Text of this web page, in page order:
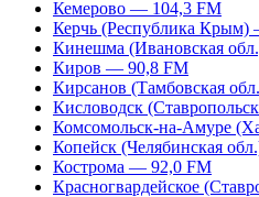
Кемерово — 104,3 FM
Керчь (Республика Крым)
Кинешма (Ивановская
Киров — 90,8 FM
Кирсанов (Тамбовская
Кисловодск
Комсомольск-на-Амуре
Копейск (Челябинская
Кострома — 92,0 FM
Красногвардейское